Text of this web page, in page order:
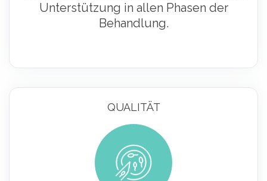
Unterstützung in allen Phasen der
Behandlung.
QUALITÄT